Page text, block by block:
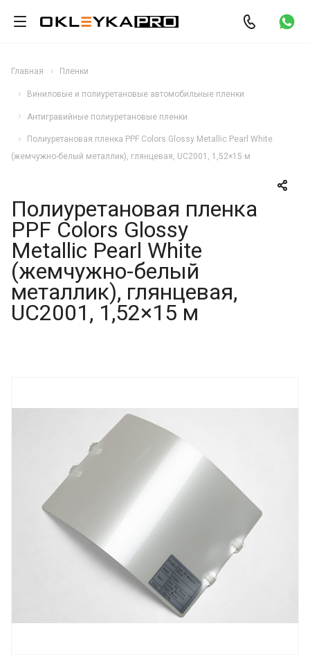
Главная Пленки
Виниловые и полиуретановые автомобильные пленки
Антигравийные полиуретановые пленки
Полиуретановая пленка PPF Colors Glossy Metallic Pearl White
(жемчужно-белый металлик), глянцевая, UC2001, 1,52×15 м
Полиуретановая пленка
PPF Colors Glossy
Metallic Pearl White
(жемчужно-белый
металлик), глянцевая,
UC2001, 1,52×15 м